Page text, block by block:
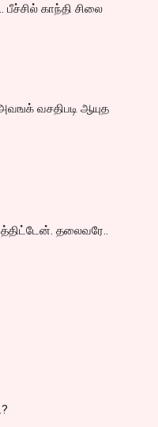
பீச்சில் காந்தி சிலை
வசதிபடி ஆயுத
தலைவரே..